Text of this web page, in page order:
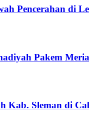
Pencerahan di
Pakem
Kab. Sleman di